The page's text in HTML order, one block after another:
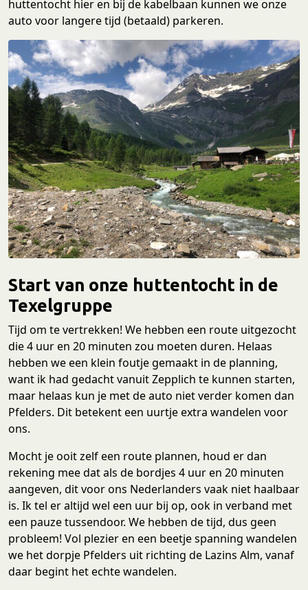
huttentocht hier en bij de kabelbaan kunnen we onze
auto voor langere tijd (betaald) parkeren.
Start van onze huttentocht in de
Texelgruppe
Tijd om te vertrekken! We hebben een route uitgezocht
die 4 uur en 20 minuten zou moeten duren. Helaas
hebben we een klein foutje gemaakt in de planning,
want ik had gedacht vanuit Zepplich te kunnen starten,
maar helaas kun je met de auto niet verder komen dan
Pfelders. Dit betekent een uurtje extra wandelen voor
ons.
Mocht je ooit zelf een route plannen, houd er dan
rekening mee dat als de bordjes 4 uur en 20 minuten
aangeven, dit voor ons Nederlanders vaak niet haalbaar
is. Ik tel er altijd wel een uur bij op, ook in verband met
een pauze tussendoor. We hebben de tijd, dus geen
probleem! Vol plezier en een beetje spanning wandelen
we het dorpje Pfelders uit richting de Lazins Alm, vanaf
daar begint het echte wandelen.